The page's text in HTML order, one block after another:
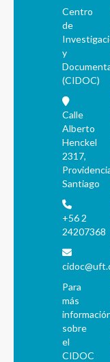
Centro
de
y
(CIDOC)
Calle
Alberto
Henckel
2317,
Santiago
+56 2
24207368
Para
más
sobre
el
CIDOC